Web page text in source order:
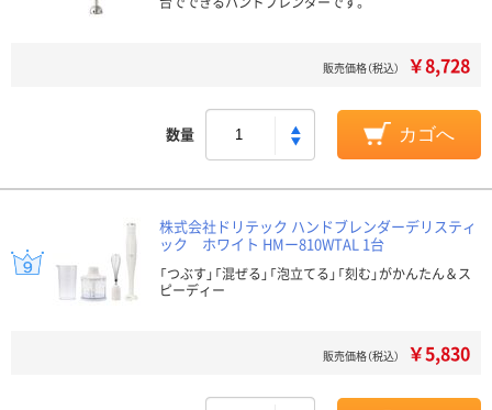
販売価格（税込） ￥8,728
数量 カゴへ
株式会社ドリテック ハンドブレンダーデリスティ
ック ホワイト HMー810WTAL 1台
「つぶす」「混ぜる」「泡立てる」「刻む」がかんたん＆ス
ピーディー
販売価格（税込） ￥5,830